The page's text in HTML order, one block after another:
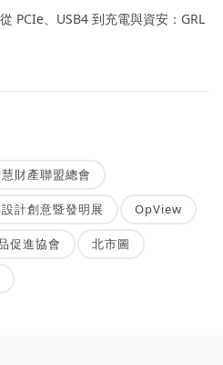
從 PCIe、USB4 到充電與資安：GRL
財產聯盟總會
計創意暨發明展 OpView
促進協會 北市圖